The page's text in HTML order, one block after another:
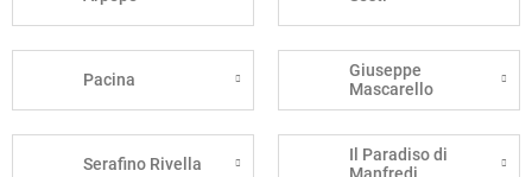
Pacina
Giuseppe
Mascarello
Serafino Rivella
Il Paradiso di